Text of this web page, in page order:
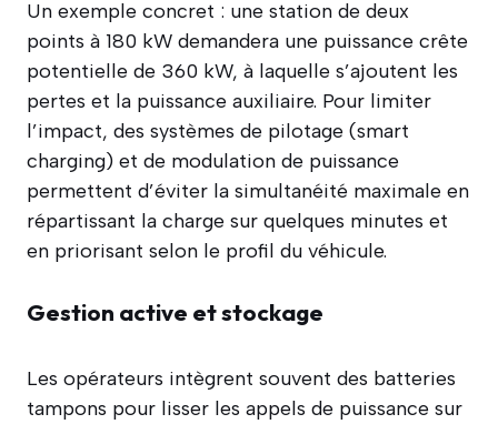
Un exemple concret : une station de deux
points à 180 kW demandera une puissance crête
potentielle de 360 kW, à laquelle s’ajoutent les
pertes et la puissance auxiliaire. Pour limiter
l’impact, des systèmes de pilotage (smart
charging) et de modulation de puissance
permettent d’éviter la simultanéité maximale en
répartissant la charge sur quelques minutes et
en priorisant selon le profil du véhicule.
Gestion active et stockage
Les opérateurs intègrent souvent des batteries
tampons pour lisser les appels de puissance sur